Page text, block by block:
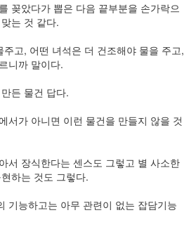
꽂았다가 뽑은 다음 끝부분을 손가락으
는 것 같다.
고, 어떤 녀석은 더 건조해야 물을 주고,
니까 말이다.
든 물건 답다.
서가 아니면 이런 물건을 만들지 않을 것
서 장식한다는 센스도 그렇고 별 사소한
하는 것도 그렇다.
기능하고는 아무 관련이 없는 잡담기능